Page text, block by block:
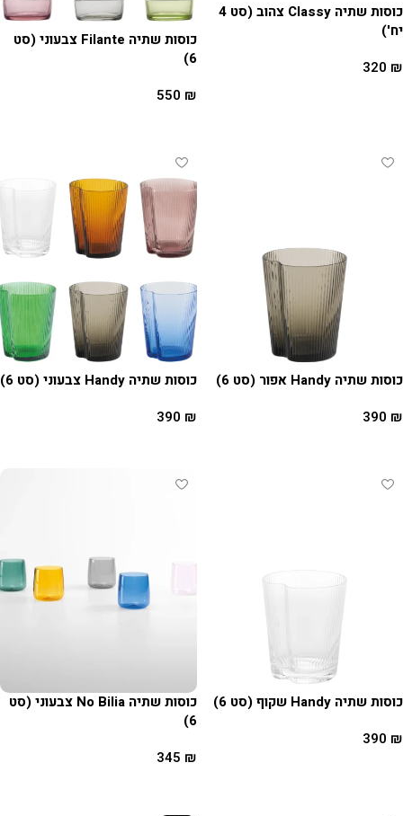
כוסות שתיה Classy צהוב (סט 4
יח')
320 ₪
כוסות שתיה Filante צבעוני (סט
6)
550 ₪
כוסות שתיה Handy אפור (סט 6)
390 ₪
כוסות שתיה Handy צבעוני (סט 6)
390 ₪
כוסות שתיה Handy שקוף (סט 6)
390 ₪
כוסות שתיה No Bilia צבעוני (סט
6)
345 ₪